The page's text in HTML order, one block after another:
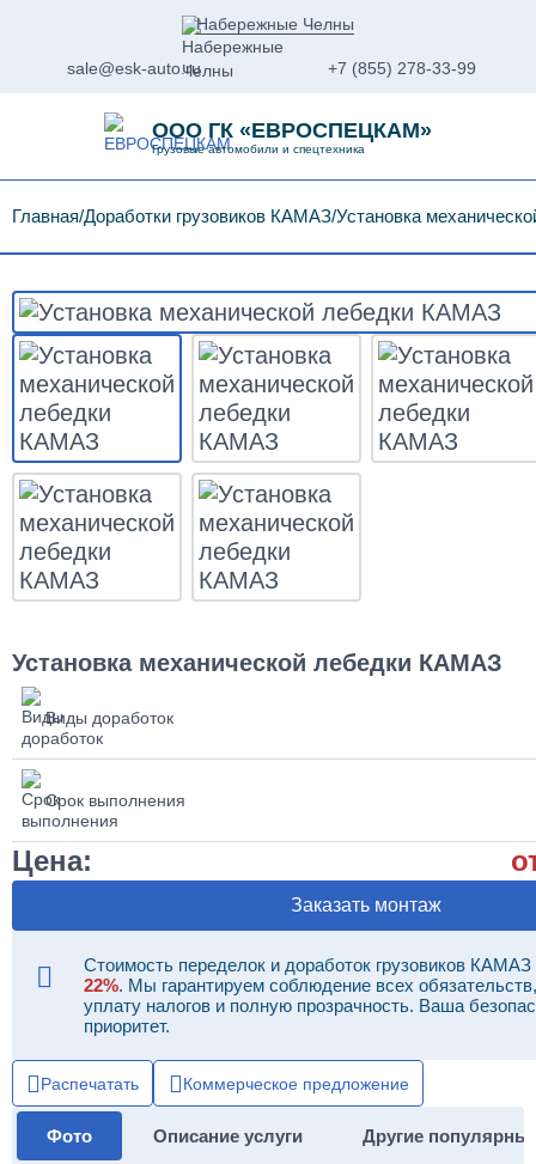
Набережные Челны
sale@esk-auto.ru +7 (855) 278-33-99
ООО ГК «ЕВРОСПЕЦКАМ»
Грузовые автомобили и спецтехника
Главная Доработки грузовиков КАМАЗ Установка
Установка механической лебедки КАМАЗ
Виды доработок
Срок выполнения
Цена:
Заказать монтаж
Стоимость переделок и доработок грузовиков
22%. Мы гарантируем соблюдение всех
уплату налогов и полную прозрачность. Ваша
приоритет.
Распечатать Коммерческое предложение
Фото Описание услуги Другие